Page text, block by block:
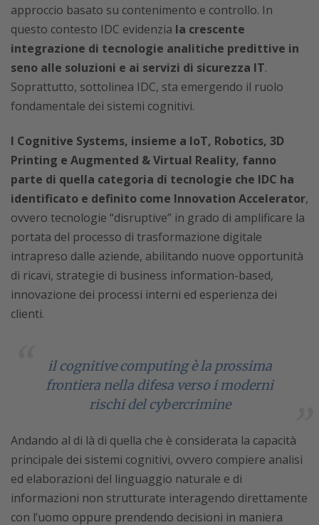
approccio basato su contenimento e controllo. In
questo contesto IDC evidenzia la crescente
integrazione di tecnologie analitiche predittive in
seno alle soluzioni e ai servizi di sicurezza IT.
Soprattutto, sottolinea IDC, sta emergendo il ruolo
fondamentale dei sistemi cognitivi.
I Cognitive Systems, insieme a IoT, Robotics, 3D
Printing e Augmented & Virtual Reality, fanno
parte di quella categoria di tecnologie che IDC ha
identificato e definito come Innovation Accelerator,
ovvero tecnologie “disruptive” in grado di amplificare la
portata del processo di trasformazione digitale
intrapreso dalle aziende, abilitando nuove opportunità
di ricavi, strategie di business information-based,
innovazione dei processi interni ed esperienza dei
clienti.
il cognitive computing è la prossima
frontiera nella difesa verso i moderni
rischi del cybercrimine
Andando al di là di quella che è considerata la capacità
principale dei sistemi cognitivi, ovvero compiere analisi
ed elaborazioni del linguaggio naturale e di
informazioni non strutturate interagendo direttamente
con l’uomo oppure prendendo decisioni in maniera